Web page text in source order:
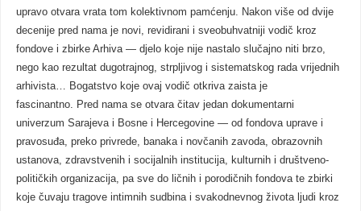
upravo otvara vrata tom kolektivnom pamćenju. Nakon više od dvije
decenije pred nama je novi, revidirani i sveobuhvatniji vodič kroz
fondove i zbirke Arhiva — djelo koje nije nastalo slučajno niti brzo,
nego kao rezultat dugotrajnog, strpljivog i sistematskog rada vrijednih
arhivista… Bogatstvo koje ovaj vodič otkriva zaista je
fascinantno. Pred nama se otvara čitav jedan dokumentarni
univerzum Sarajeva i Bosne i Hercegovine — od fondova uprave i
pravosuđa, preko privrede, banaka i novčanih zavoda, obrazovnih
ustanova, zdravstvenih i socijalnih institucija, kulturnih i društveno-
političkih organizacija, pa sve do ličnih i porodičnih fondova te zbirki
koje čuvaju tragove intimnih sudbina i svakodnevnog života ljudi kroz